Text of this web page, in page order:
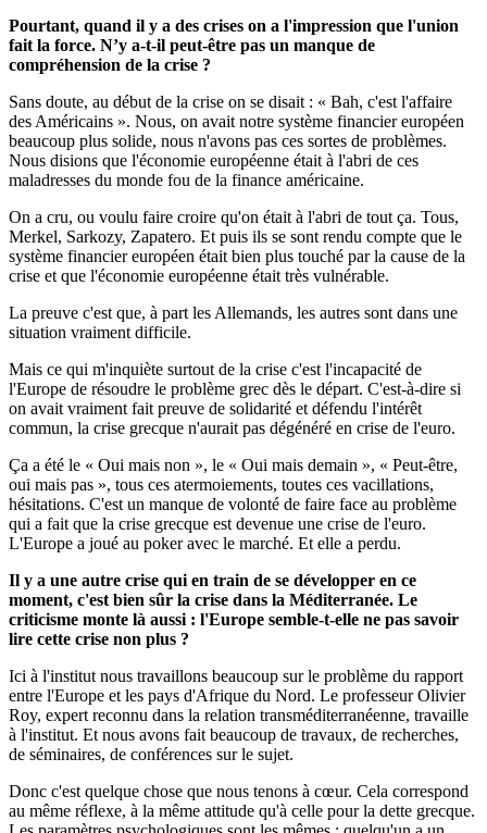
Pourtant, quand il y a des crises on a l'impression que l'union
fait la force. N’y a-t-il peut-être pas un manque de
compréhension de la crise ?
Sans doute, au début de la crise on se disait : « Bah, c'est l'affaire
des Américains ». Nous, on avait notre système financier européen
beaucoup plus solide, nous n'avons pas ces sortes de problèmes.
Nous disions que l'économie européenne était à l'abri de ces
maladresses du monde fou de la finance américaine.
On a cru, ou voulu faire croire qu'on était à l'abri de tout ça. Tous,
Merkel, Sarkozy, Zapatero. Et puis ils se sont rendu compte que le
système financier européen était bien plus touché par la cause de la
crise et que l'économie européenne était très vulnérable.
La preuve c'est que, à part les Allemands, les autres sont dans une
situation vraiment difficile.
Mais ce qui m'inquiète surtout de la crise c'est l'incapacité de
l'Europe de résoudre le problème grec dès le départ. C'est-à-dire si
on avait vraiment fait preuve de solidarité et défendu l'intérêt
commun, la crise grecque n'aurait pas dégénéré en crise de l'euro.
Ça a été le « Oui mais non », le « Oui mais demain », « Peut-être,
oui mais pas », tous ces atermoiements, toutes ces vacillations,
hésitations. C'est un manque de volonté de faire face au problème
qui a fait que la crise grecque est devenue une crise de l'euro.
L'Europe a joué au poker avec le marché. Et elle a perdu.
Il y a une autre crise qui en train de se développer en ce
moment, c'est bien sûr la crise dans la Méditerranée. Le
criticisme monte là aussi : l'Europe semble-t-elle ne pas savoir
lire cette crise non plus ?
Ici à l'institut nous travaillons beaucoup sur le problème du rapport
entre l'Europe et les pays d'Afrique du Nord. Le professeur Olivier
Roy, expert reconnu dans la relation transméditerranéenne, travaille
à l'institut. Et nous avons fait beaucoup de travaux, de recherches,
de séminaires, de conférences sur le sujet.
Donc c'est quelque chose que nous tenons à cœur. Cela correspond
au même réflexe, à la même attitude qu'à celle pour la dette grecque.